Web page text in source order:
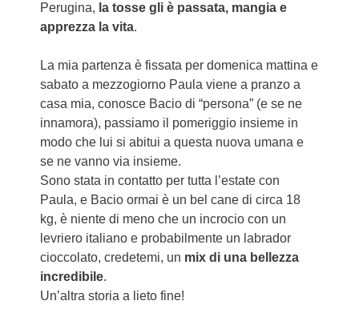
Perugina, la tosse gli è passata, mangia e
apprezza la vita.
La mia partenza è fissata per domenica mattina e
sabato a mezzogiorno Paula viene a pranzo a
casa mia, conosce Bacio di “persona” (e se ne
innamora), passiamo il pomeriggio insieme in
modo che lui si abitui a questa nuova umana e
se ne vanno via insieme.
Sono stata in contatto per tutta l’estate con
Paula, e Bacio ormai è un bel cane di circa 18
kg, è niente di meno che un incrocio con un
levriero italiano e probabilmente un labrador
cioccolato, credetemi, un mix di una bellezza
incredibile.
Un’altra storia a lieto fine!